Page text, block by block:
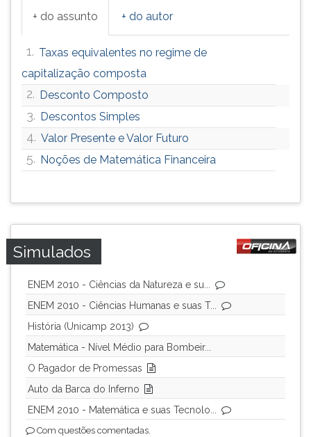
+ do assunto + do autor
1. Taxas equivalentes no regime de
capitalização composta
2. Desconto Composto
3. Descontos Simples
4. Valor Presente e Valor Futuro
5. Noções de Matemática Financeira
Simulados
ENEM 2010 - Ciências da Natureza e su...
ENEM 2010 - Ciências Humanas e suas T...
História (Unicamp 2013)
Matemática - Nível Médio para Bombeir...
O Pagador de Promessas
Auto da Barca do Inferno
ENEM 2010 - Matemática e suas Tecnolo...
Com questões comentadas.